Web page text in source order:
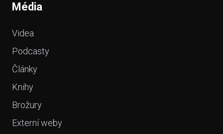
Média
Videa
Podcasty
Články
Knihy
Brožury
Externí weby